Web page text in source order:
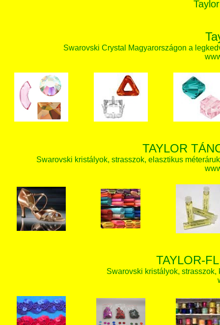
Swarovski Crystal Magyarországon a
TAYLOR
Swarovski kristályok, strasszok, elasztikus
TAYLOR-
Swarovski kristályok,